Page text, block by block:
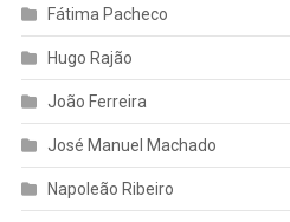
Fátima Pacheco
Hugo Rajão
João Ferreira
José Manuel Machado
Napoleão Ribeiro